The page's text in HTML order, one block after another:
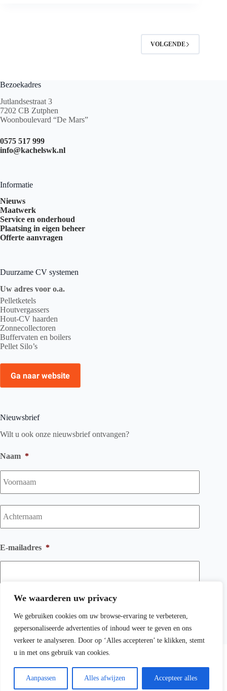
We waarderen uw privacy
We gebruiken cookies om uw browse-ervaring te verbeteren,
gepersonaliseerde advertenties of inhoud weer te geven en ons
verkeer te analyseren. Door op ‘Alles accepteren’ te klikken, stemt
u in met ons gebruik van cookies.
Aanpassen Alles afwijzen Accepteer alles
VOLGENDE
Bezoekadres
Jutlandsestraat 3
7202 CB Zutphen
Woonboulevard “De Mars”
0575 517 999
info@kachelswk.nl
Informatie
Nieuws
Maatwerk
Service en onderhoud
Plaatsing in eigen beheer
Offerte aanvragen
Duurzame CV systemen
Uw adres voor o.a.
Pelletketels
Houtvergassers
Hout-CV haarden
Zonnecollectoren
Buffervaten en boilers
Pellet Silo’s
Ga naar website
Nieuwsbrief
Wilt u ook onze nieuwsbrief ontvangen?
Naam *
E-mailadres *
Copyright © 2026 Wichink Kruit Kachelspeciaalzaak BV -
Algemene voorwaarden -Privacyverklaring
Website laten maken doorBest4u